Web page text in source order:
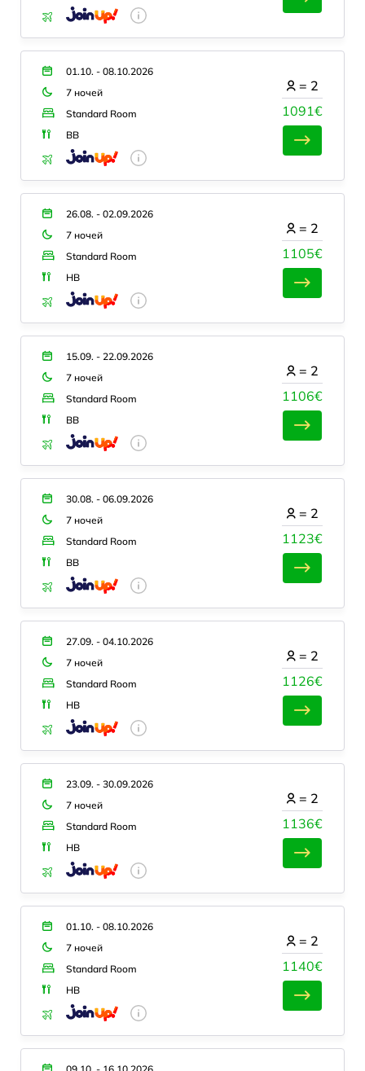
01.10. - 08.10.2026
7 ночей
Standard Room
BB
1091€
= 2
26.08. - 02.09.2026
7 ночей
Standard Room
HB
1105€
= 2
15.09. - 22.09.2026
7 ночей
Standard Room
BB
1106€
= 2
30.08. - 06.09.2026
7 ночей
Standard Room
BB
1123€
= 2
27.09. - 04.10.2026
7 ночей
Standard Room
HB
1126€
= 2
23.09. - 30.09.2026
7 ночей
Standard Room
HB
1136€
= 2
01.10. - 08.10.2026
7 ночей
Standard Room
HB
1140€
= 2